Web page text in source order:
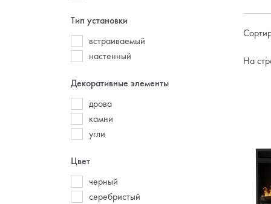
Тип установки
встраиваемый
настенный
Декоративные элементы
дрова
камни
угли
Цвет
черный
серебристый
На